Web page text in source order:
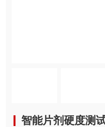
智能片剂硬度测